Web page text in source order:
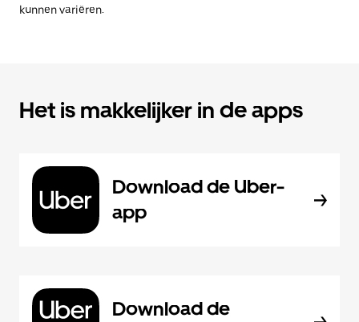
kunnen variëren.
Het is makkelijker in de apps
Download de Uber-
app
Download de